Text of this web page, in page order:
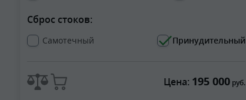
Сброс стоков:
Самотечный Принудительный
Цена: 195 000 руб.